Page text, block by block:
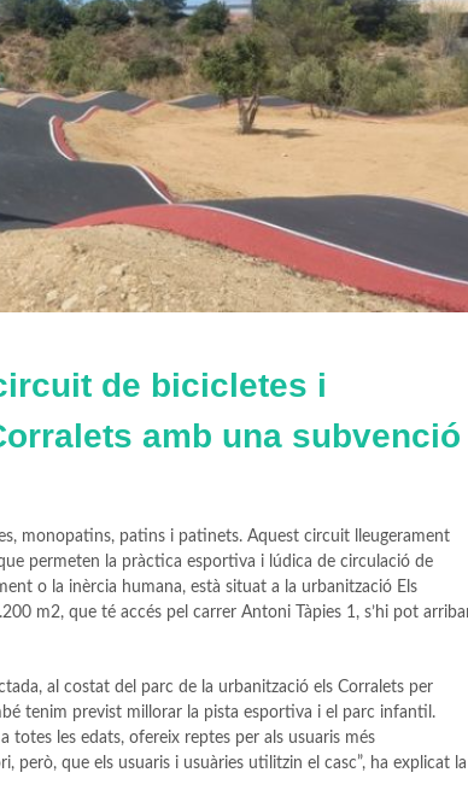
de bicicletes i
amb una subvenció
monopatins, patins i patinets. Aquest circuit lleugerament
permeten la pràctica esportiva i lúdica de circulació de
o la inèrcia humana, està situat a la urbanització Els
m2, que té accés pel carrer Antoni Tàpies 1, s’hi pot
al costat del parc de la urbanització els Corralets per
tenim previst millorar la pista esportiva i el parc infantil.
totes les edats, ofereix reptes per als usuaris més
però, que els usuaris i usuàries utilitzin el casc”, ha explicat la